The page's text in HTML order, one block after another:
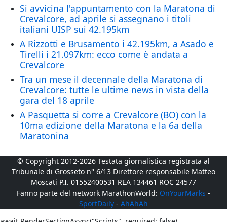
Si avvicina l'appuntamento con la Maratona di
Crevalcore, ad aprile si assegnano i titoli
italiani UISP sui 42.195km
A Rizzotti e Brusamento i 42.195km, a Asado e
Tirelli i 21.097km: ecco come è andata a
Crevalcore
Tra un mese il decennale della Maratona di
Crevalcore: tutte le ultime news in vista della
gara del 18 aprile
A Pasquetta si corre a Crevalcore (BO) con la
10ma edizione della Maratona e la 6a della
Maratonina
© Copyright 2012-2026 Testata giornalistica registrata al
Tribunale di Grosseto n° 6/13 Direttore responsabile Matteo
Moscati P.I. 01552400531 REA 134461 ROC 24577
Fanno parte del network MarathonWorld: OnYourMarks -
SportDaily - AhAhAh